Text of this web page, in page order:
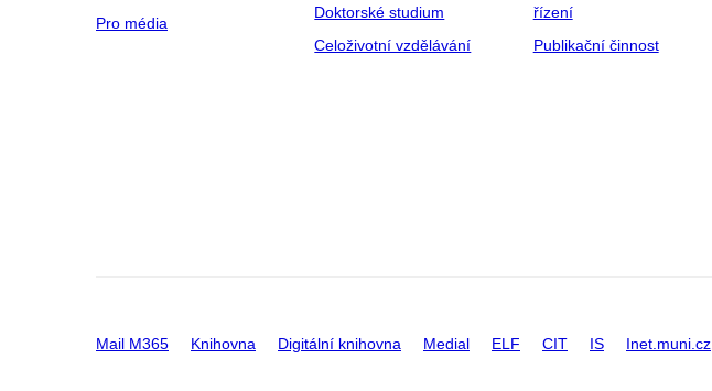
Pro média
Doktorské studium
Celoživotní vzdělávání
řízení
Publikační činnost
Mail M365 Knihovna Digitální knihovna Medial ELF CIT IS Inet.muni.cz